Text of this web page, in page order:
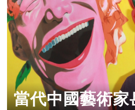
當代中國藝術家